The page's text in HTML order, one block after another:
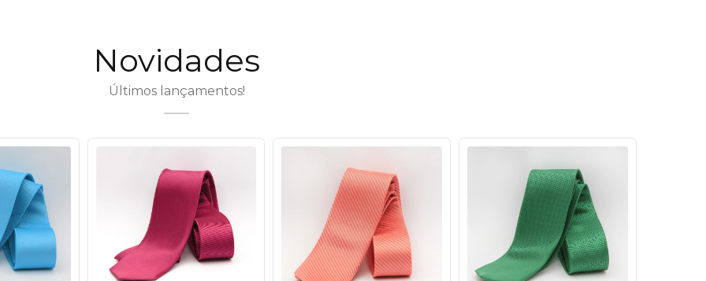
Novidades
Últimos lançamentos!